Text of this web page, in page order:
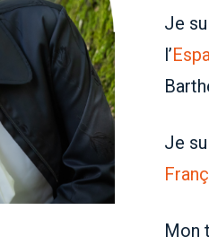
Je
l’
Je
Mon